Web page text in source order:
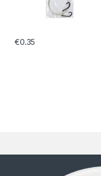
€0.35